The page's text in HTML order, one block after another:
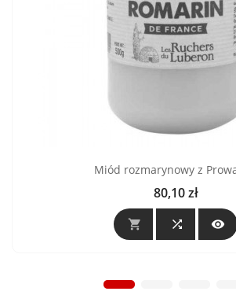
Miód rozmarynowy z
Cena
80,10 zł
  